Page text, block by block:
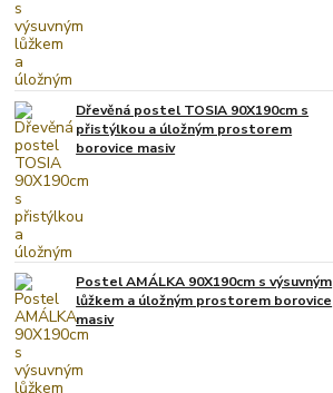
Dřevěná postel TOSIA 90X190cm s
přistýlkou a úložným prostorem
borovice masiv
Postel AMÁLKA 90X190cm s výsuvným
lůžkem a úložným prostorem borovice
masiv